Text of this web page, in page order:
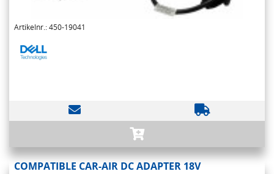
Artikelnr.: 450-19041
COMPATIBLE CAR-AIR DC ADAPTER 18V